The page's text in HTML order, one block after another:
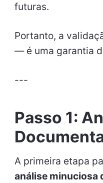
futuras.
Portanto, a
— é uma garantia
---
Passo 1:
A primeira etapa
análise minuciosa